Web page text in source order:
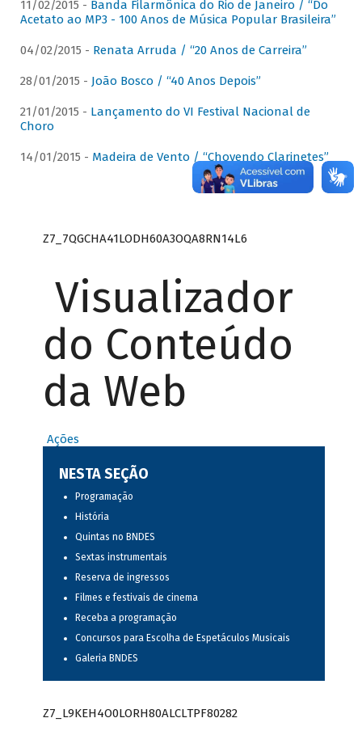
11/02/2015 - Banda Filarmônica do Rio de Janeiro / “Do
Acetato ao MP3 - 100 Anos de Música Popular Brasileira”
04/02/2015 - Renata Arruda / “20 Anos de Carreira”
28/01/2015 - João Bosco / “40 Anos Depois”
21/01/2015 - Lançamento do VI Festival Nacional de
Choro
14/01/2015 - Madeira de Vento / “Chovendo Clarinetes”
Z7_7QGCHA41LODH60A3OQA8RN14L6
Visualizador
do Conteúdo
da Web
Ações
NESTA SEÇÃO
Programação
História
Quintas no BNDES
Sextas instrumentais
Reserva de ingressos
Filmes e festivais de cinema
Receba a programação
Concursos para Escolha de Espetáculos Musicais
Galeria BNDES
Z7_L9KEH4O0LORH80ALCLTPF80282